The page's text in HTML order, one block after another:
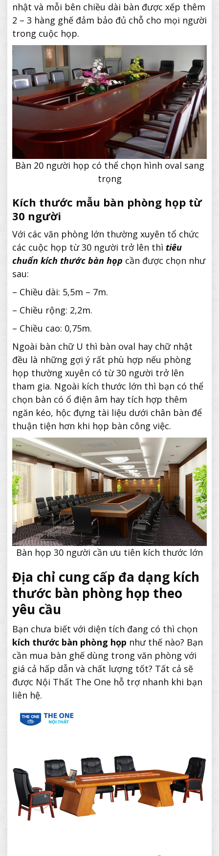
nhật và mỗi bên chiều dài bàn được xếp thêm
2 – 3 hàng ghế đảm bảo đủ chỗ cho mọi người
trong cuộc họp.
Bàn 20 người họp có thể chọn hình oval sang
trọng
Kích thước mẫu bàn phòng họp từ
30 người
Với các văn phòng lớn thường xuyên tổ chức
các cuộc họp từ 30 người trở lên thì tiêu
chuẩn kích thước bàn họp cần được chọn như
sau:
– Chiều dài: 5,5m – 7m.
– Chiều rộng: 2,2m.
– Chiều cao: 0,75m.
Ngoài bàn chữ U thì bàn oval hay chữ nhật
đều là những gợi ý rất phù hợp nếu phòng
họp thường xuyên có từ 30 người trở lên
tham gia. Ngoài kích thước lớn thì bạn có thể
chọn bàn có ổ điện âm hay tích hợp thêm
ngăn kéo, hộc đựng tài liệu dưới chân bàn để
thuận tiện hơn khi họp bàn công việc.
Bàn họp 30 người cần ưu tiên kích thước lớn
Địa chỉ cung cấp đa dạng kích
thước bàn phòng họp theo
yêu cầu
Bạn chưa biết với diện tích đang có thì chọn
kích thước bàn phòng họp như thế nào? Bạn
cần mua bàn ghế dùng trong văn phòng với
giá cả hấp dẫn và chất lượng tốt? Tất cả sẽ
được Nội Thất The One hỗ trợ nhanh khi bạn
liên hệ.